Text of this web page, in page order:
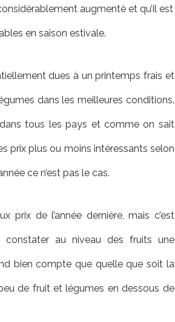
augmenté et qu’il est
en saison estivale.
dues à un printemps frais et
dans les meilleures conditions.
tous les pays et comme on sait
prix plus ou moins intéressants selon
ce n’est pas le cas.
prix de l’année dernière, mais c’est
constater au niveau des fruits une
bien compte que quelle que soit la
de fruit et légumes en dessous de